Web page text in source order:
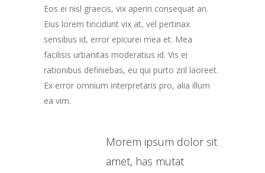
Eos ei nisl graecis, vix aperiri consequat an.
Eius lorem tincidunt vix at, vel pertinax
sensibus id, error epicurei mea et. Mea
facilisis urbanitas moderatius id. Vis ei
rationibus definiebas, eu qui purto zril laoreet.
Ex error omnium interpretaris pro, alia illum
ea vim.
Morem ipsum dolor sit
amet, has mutat